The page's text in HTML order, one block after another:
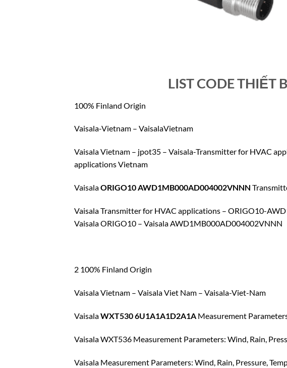
LIST CODE THIẾT
100% Finland Origin
Vaisala-Vietnam – VaisalaVietnam
Vaisala Vietnam – jpot35 – Vaisala-Transmitter for HVAC
applications Vietnam
VaisalaORIGO10 AWD1MB000AD004002VNNN
Vaisala Transmitter for HVAC applications – ORIGO10-
Vaisala ORIGO10 – Vaisala AWD1MB000AD004002VNNN
2 100% Finland Origin
Vaisala Vietnam – Vaisala Viet Nam – Vaisala-Viet-Nam
VaisalaWXT530 6U1A1A1D2A1A Measurement
Vaisala WXT536 Measurement Parameters: Wind, Rain,
Vaisala Measurement Parameters: Wind, Rain, Pressure,